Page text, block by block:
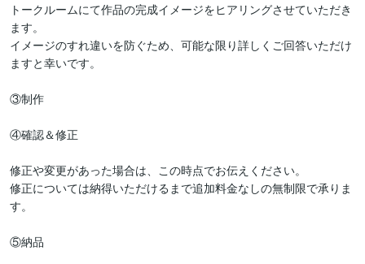
トークルームにて作品の完成イメージをヒアリングさせていただき
ます。
イメージのすれ違いを防ぐため、可能な限り詳しくご回答いただけ
ますと幸いです。
③制作
④確認＆修正
修正や変更があった場合は、この時点でお伝えください。
修正については納得いただけるまで追加料金なしの無制限で承りま
す。
⑤納品